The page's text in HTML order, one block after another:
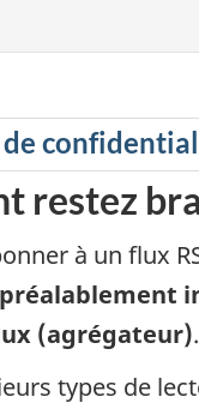
restez
à un flux
(agrégateur).
types de